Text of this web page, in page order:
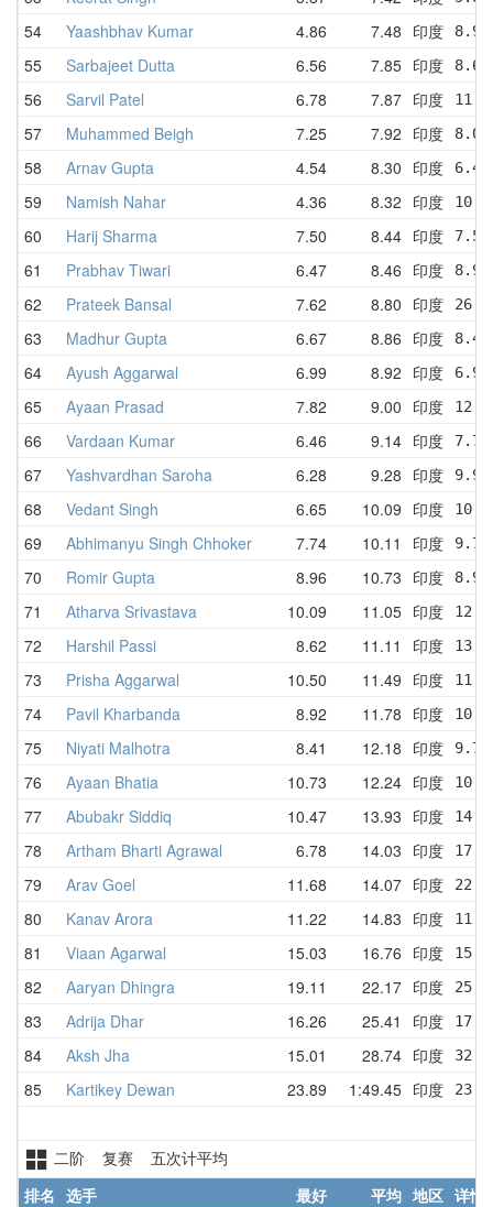
54 Yaashbhav Kumar 4.86 7.48 印度
55 Sarbajeet Dutta 6.56 7.85 印度
56 Sarvil Patel 6.78 7.87 印度
57 Muhammed Beigh 7.25 7.92 印度
58 Arnav Gupta 4.54 8.30 印度
59 Namish Nahar 4.36 8.32 印度
60 Harij Sharma 7.50 8.44 印度
61 Prabhav Tiwari 6.47 8.46 印度
62 Prateek Bansal 7.62 8.80 印度
63 Madhur Gupta 6.67 8.86 印度
64 Ayush Aggarwal 6.99 8.92 印度
65 Ayaan Prasad 7.82 9.00 印度
66 Vardaan Kumar 6.46 9.14 印度
67 Yashvardhan Saroha 6.28 9.28 印度
68 Vedant Singh 6.65 10.09 印度
69 Abhimanyu Singh Chhoker 7.74 10.11 印度
70 Romir Gupta 8.96 10.73 印度
71 Atharva Srivastava 10.09 11.05 印度
72 Harshil Passi 8.62 11.11 印度
73 Prisha Aggarwal 10.50 11.49 印度
74 Pavil Kharbanda 8.92 11.78 印度
75 Niyati Malhotra 8.41 12.18 印度
76 Ayaan Bhatia 10.73 12.24 印度
77 Abubakr Siddiq 10.47 13.93 印度
78 Artham Bharti Agrawal 6.78 14.03 印度
79 Arav Goel 11.68 14.07 印度
80 Kanav Arora 11.22 14.83 印度
81 Viaan Agarwal 15.03 16.76 印度
82 Aaryan Dhingra 19.11 22.17 印度
83 Adrija Dhar 16.26 25.41 印度
84 Aksh Jha 15.01 28.74 印度
85 Kartikey Dewan 23.89 1:49.45 印度
二阶 复赛 五次计平均
排名 选手 最好 平均 地区 详情